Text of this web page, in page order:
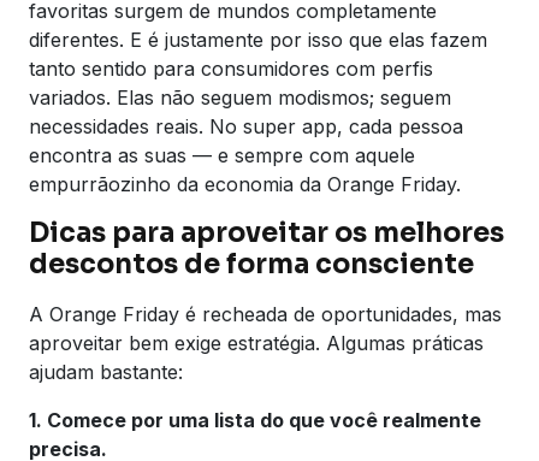
favoritas surgem de mundos completamente
diferentes. E é justamente por isso que elas fazem
tanto sentido para consumidores com perfis
variados. Elas não seguem modismos; seguem
necessidades reais. No super app, cada pessoa
encontra as suas — e sempre com aquele
empurrãozinho da economia da Orange Friday.
Dicas para aproveitar os melhores
descontos de forma consciente
A Orange Friday é recheada de oportunidades, mas
aproveitar bem exige estratégia. Algumas práticas
ajudam bastante:
1. Comece por uma lista do que você realmente
precisa.